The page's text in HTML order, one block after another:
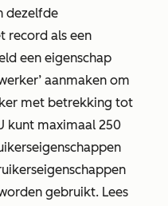
dezelfde
record als een
een eigenschap
aanmaken om
met betrekking tot
kunt maximaal 250
gebruikt. Lees